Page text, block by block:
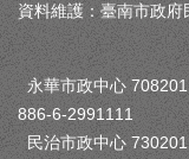
資料維護：臺南市政府
永華市政中心
886-6-2991111
民治市政中心